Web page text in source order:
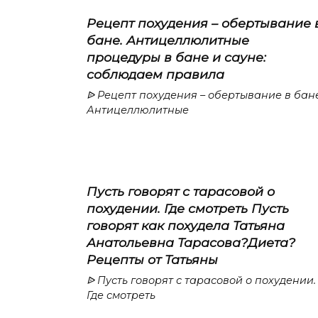
Рецепт похудения – обертывание
бане. Антицеллюлитные
процедуры в бане и сауне:
соблюдаем правила
ᐉ Рецепт похудения – обертывание в
Антицеллюлитные
Пусть говорят с тарасовой о
похудении. Где смотреть Пусть
говорят как похудела Татьяна
Анатольевна Тарасова?Диета?
Рецепты от Татьяны
ᐉ Пусть говорят с тарасовой о похудении.
Где смотреть